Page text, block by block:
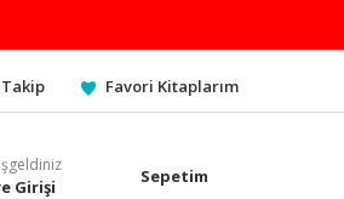
Favori Kitaplarım
Girişi Sepetim